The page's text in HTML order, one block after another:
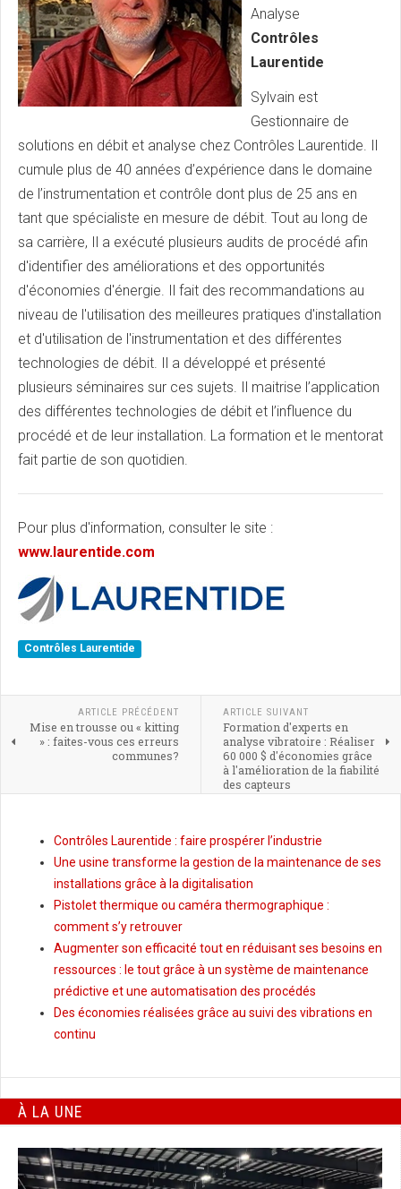
Analyse
Contrôles
Laurentide
Sylvain est
Gestionnaire de
solutions en débit et analyse chez Contrôles Laurentide. Il
cumule plus de 40 années d’expérience dans le domaine
de l’instrumentation et contrôle dont plus de 25 ans en
tant que spécialiste en mesure de débit. Tout au long de
sa carrière, Il a exécuté plusieurs audits de procédé afin
d'identifier des améliorations et des opportunités
d'économies d'énergie. Il fait des recommandations au
niveau de l'utilisation des meilleures pratiques d'installation
et d'utilisation de l'instrumentation et des différentes
technologies de débit. Il a développé et présenté
plusieurs séminaires sur ces sujets. Il maitrise l’application
des différentes technologies de débit et l’influence du
procédé et de leur installation. La formation et le mentorat
fait partie de son quotidien.
Pour plus d'information, consulter le site :
www.laurentide.com
Contrôles Laurentide
ARTICLE PRÉCÉDENT
Mise en trousse ou « kitting
» : faites-vous ces erreurs
communes?
ARTICLE SUIVANT
Formation d'experts en
analyse vibratoire : Réaliser
60 000 $ d'économies grâce
à l'amélioration de la fiabilité
des capteurs
Contrôles Laurentide : faire prospérer l’industrie
Une usine transforme la gestion de la maintenance de ses
installations grâce à la digitalisation
Pistolet thermique ou caméra thermographique :
comment s’y retrouver
Augmenter son efficacité tout en réduisant ses besoins en
ressources : le tout grâce à un système de maintenance
prédictive et une automatisation des procédés
Des économies réalisées grâce au suivi des vibrations en
continu
À LA UNE